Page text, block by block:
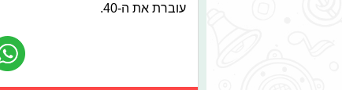
עוברת את ה-40.